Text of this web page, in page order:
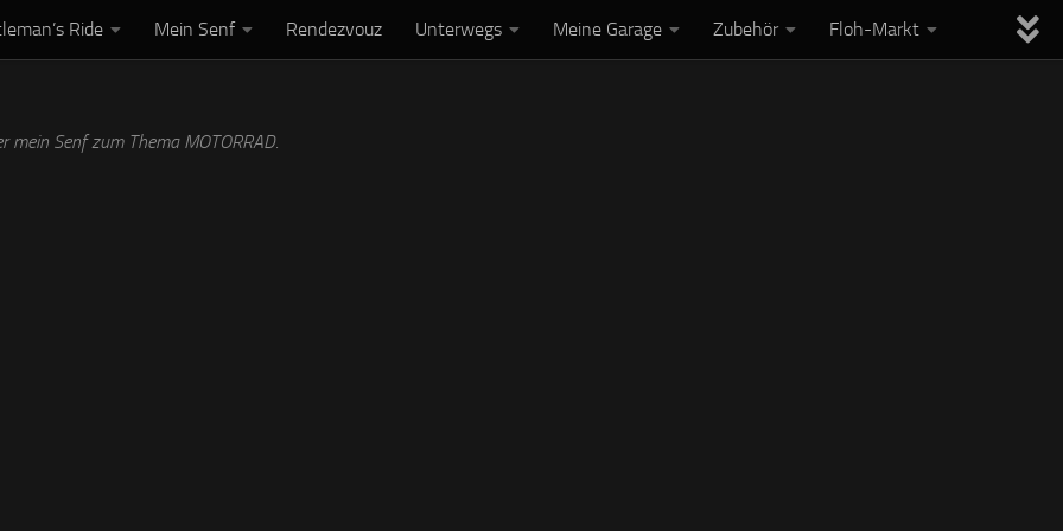
Ride Mein Senf Rendezvouz Unterwegs Meine Garage Zubehör Floh-Markt
mein Senf zum Thema MOTORRAD.